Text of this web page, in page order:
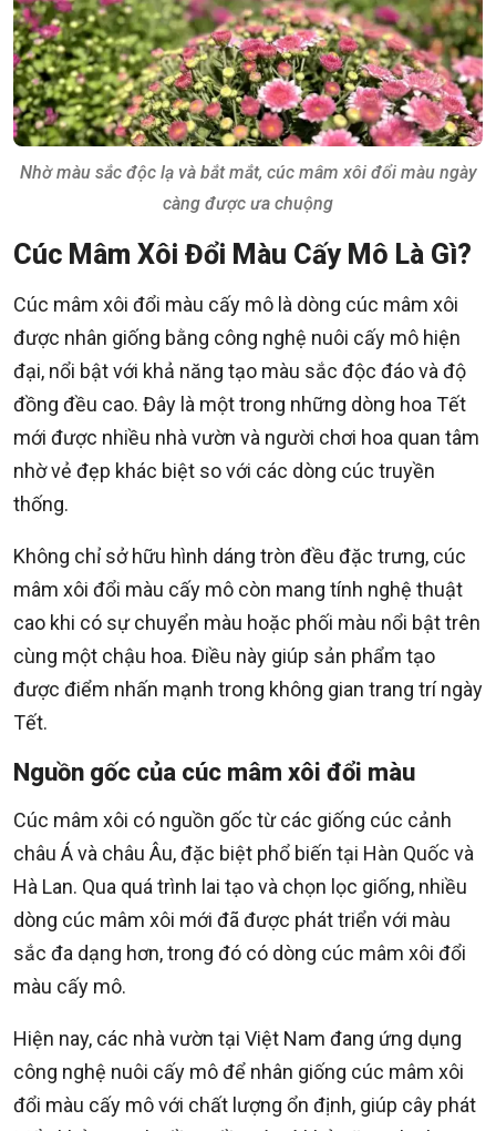
Nhờ màu sắc độc lạ và bắt mắt, cúc mâm xôi đổi màu ngày
càng được ưa chuộng
Cúc Mâm Xôi Đổi Màu Cấy Mô Là Gì?
Cúc mâm xôi đổi màu cấy mô là dòng cúc mâm xôi
được nhân giống bằng công nghệ nuôi cấy mô hiện
đại, nổi bật với khả năng tạo màu sắc độc đáo và độ
đồng đều cao. Đây là một trong những dòng hoa Tết
mới được nhiều nhà vườn và người chơi hoa quan tâm
nhờ vẻ đẹp khác biệt so với các dòng cúc truyền
thống.
Không chỉ sở hữu hình dáng tròn đều đặc trưng, cúc
mâm xôi đổi màu cấy mô còn mang tính nghệ thuật
cao khi có sự chuyển màu hoặc phối màu nổi bật trên
cùng một chậu hoa. Điều này giúp sản phẩm tạo
được điểm nhấn mạnh trong không gian trang trí ngày
Tết.
Nguồn gốc của cúc mâm xôi đổi màu
Cúc mâm xôi có nguồn gốc từ các giống cúc cảnh
châu Á và châu Âu, đặc biệt phổ biến tại Hàn Quốc và
Hà Lan. Qua quá trình lai tạo và chọn lọc giống, nhiều
dòng cúc mâm xôi mới đã được phát triển với màu
sắc đa dạng hơn, trong đó có dòng cúc mâm xôi đổi
màu cấy mô.
Hiện nay, các nhà vườn tại Việt Nam đang ứng dụng
công nghệ nuôi cấy mô để nhân giống cúc mâm xôi
đổi màu cấy mô với chất lượng ổn định, giúp cây phát